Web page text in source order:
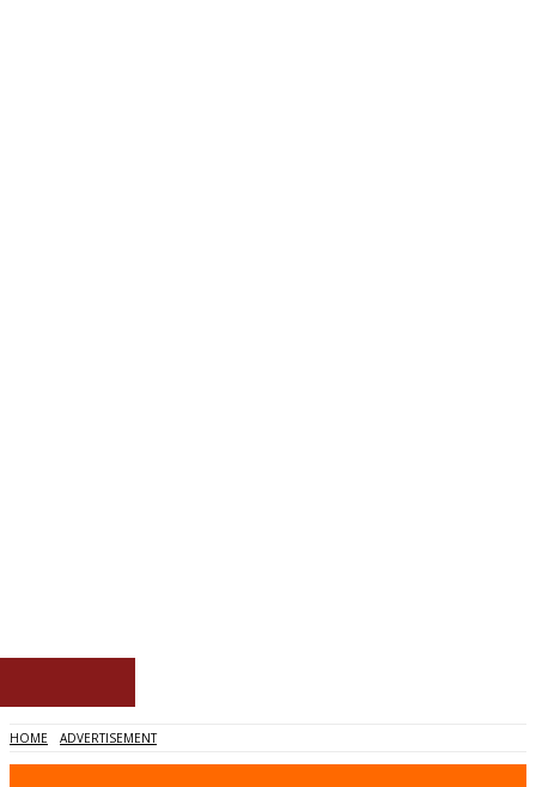
HOME ADVERTISEMENT